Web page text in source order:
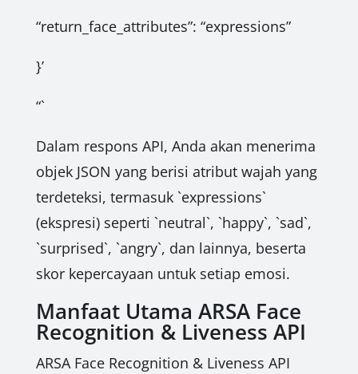
“return_face_attributes”: “expressions”
}’
“`
Dalam respons API, Anda akan menerima
objek JSON yang berisi atribut wajah yang
terdeteksi, termasuk `expressions`
(ekspresi) seperti `neutral`, `happy`, `sad`,
`surprised`, `angry`, dan lainnya, beserta
skor kepercayaan untuk setiap emosi.
Manfaat Utama ARSA Face
Recognition & Liveness API
ARSA Face Recognition & Liveness API